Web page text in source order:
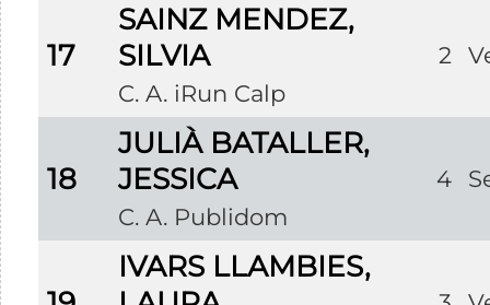
17
SAINZ MENDEZ,
SILVIA
C. A. iRun Calp
2
18
JULIÀ BATALLER,
JESSICA
C. A. Publidom
4
IVARS LLAMBIES,